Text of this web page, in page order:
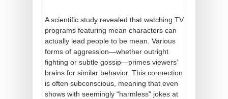
A scientific study revealed that watching TV
programs featuring mean characters can
actually lead people to be mean. Various
forms of aggression—whether outright
fighting or subtle gossip—primes viewers’
brains for similar behavior. This connection
is often subconscious, meaning that even
shows with seemingly “harmless” jokes at